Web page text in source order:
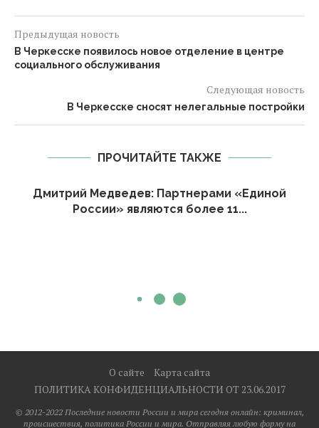
Предыдущая новость
В Черкесске появилось новое отделение в центре
социального обслуживания
Следующая новость
В Черкесске сносят нелегальные постройки
ПРОЧИТАЙТЕ ТАКЖЕ
Дмитрий Медведев: Партнерами «Единой
России» являются более 11...
О сайте
Карта сайта
ПОЛИТИКА КОНФИДЕНЦИАЛЬНОСТИ ОТ 23.06.2017
© 2012-2022 Последние новости России и мира сегодня онлайн: криминал,
происшествия, политика России и мира. Отправляя любую форму на